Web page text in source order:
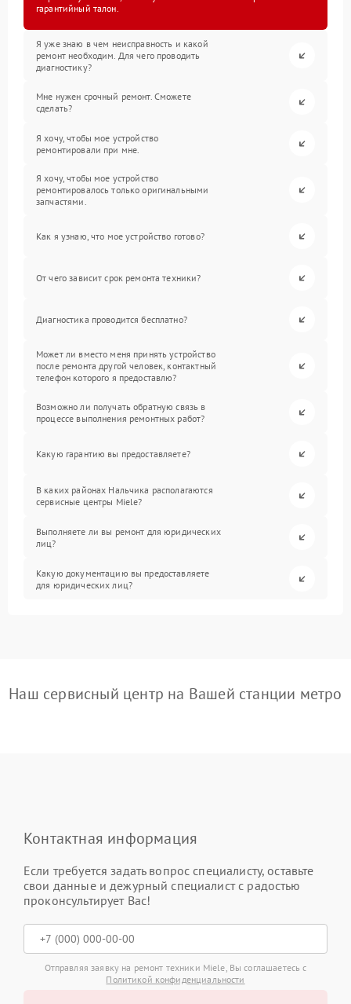
гарантийный талон.
Я уже знаю в чем неисправность и какой
ремонт необходим. Для чего проводить
диагностику?
Мне нужен срочный ремонт. Сможете
сделать?
Я хочу, чтобы мое устройство
ремонтировали при мне.
Я хочу, чтобы мое устройство
ремонтировалось только оригинальными
запчастями.
Как я узнаю, что мое устройство готово?
От чего зависит срок ремонта техники?
Диагностика проводится бесплатно?
Может ли вместо меня принять устройство
после ремонта другой человек, контактный
телефон которого я предоставлю?
Возможно ли получать обратную связь в
процессе выполнения ремонтных работ?
Какую гарантию вы предоставляете?
В каких районах Нальчика располагаются
сервисные центры Miele?
Выполняете ли вы ремонт для юридических
лиц?
Какую документацию вы предоставляете
для юридических лиц?
Наш сервисный центр на Вашей станции метро
Контактная информация
Если требуется задать вопрос специалисту, оставьте
свои данные и дежурный специалист с радостью
проконсультирует Вас!
Отправляя заявку на ремонт техники Miele, Вы соглашаетесь с
Политикой конфиденциальности